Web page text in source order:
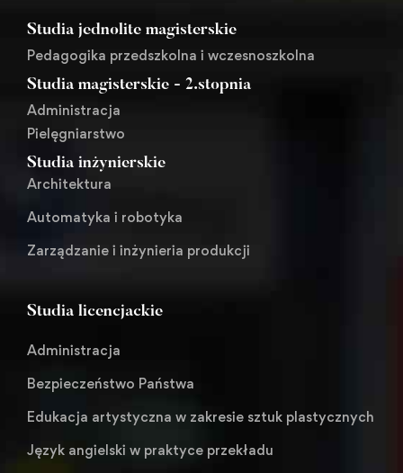
Studia jednolite magisterskie
Pedagogika przedszkolna i wczesnoszkolna
Studia magisterskie - 2.stopnia
Administracja
Pielęgniarstwo
Studia inżynierskie
Architektura
Automatyka i robotyka
Zarządzanie i inżynieria produkcji
Studia licencjackie
Administracja
Bezpieczeństwo Państwa
Edukacja artystyczna w zakresie sztuk plastycznych
Język angielski w praktyce przekładu